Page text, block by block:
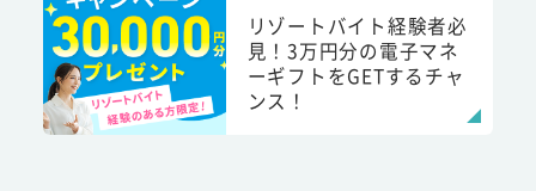
リゾートバイト経験者必
見！3万円分の電子マネ
ーギフトをGETするチャ
ンス！